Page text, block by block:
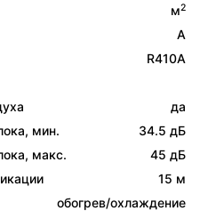
м2
A
R410A
да
мин.
34.5 дБ
макс.
45 дБ
15 м
обогрев/охлаждение